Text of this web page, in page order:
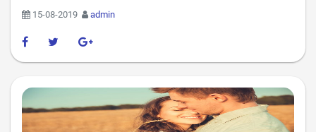
15-08-2019 admin